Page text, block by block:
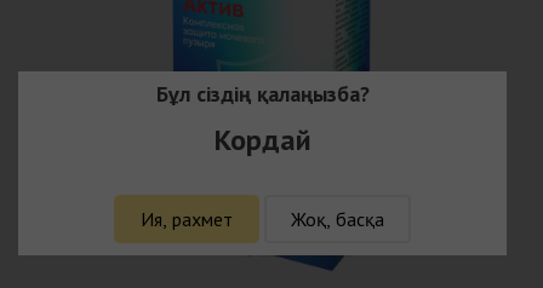
Бұл сіздің қалаңызба?
Кордай
Ия, рахмет Жоқ, басқа